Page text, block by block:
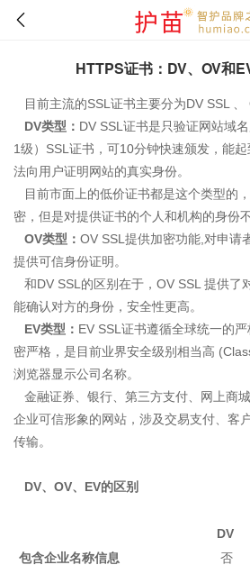
HTTPS证书：DV、OV和
目前主流的SSL证书主要分为DV SSL 、
DV类型： DV SSL证书是只验证网站域
1级）SSL证书，可10分钟快速颁发，能
法向用户证明网站的真实身份。
目前市面上的低价证书都是这个类型的
密，但是对提供证书的个人和机构的身份
OV类型： OV SSL提供加密功能,对申请
提供可信身份证明。
和DV SSL的区别在于，OV SSL 提供了
能确认对方的身份，安全性更高。
EV类型： EV SSL证书遵循全球统一的
密严格，是目前业界安全级别相当高
浏览器显示公司名称。
金融证券、银行、第三方支付、网上商
企业可信形象的网站，涉及交易支付、客
传输。
DV、OV、EV的区别
DV
包含企业名称信息
否